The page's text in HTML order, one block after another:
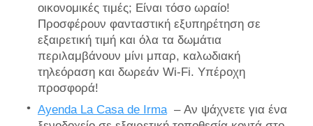
οικονομικές τιμές; Είναι τόσο ωραίο!
Προσφέρουν φανταστική εξυπηρέτηση σε
εξαιρετική τιμή και όλα τα δωμάτια
περιλαμβάνουν μίνι μπαρ, καλωδιακή
τηλεόραση και δωρεάν Wi-Fi. Υπέροχη
προσφορά!
Ayenda La Casa de Irma– Αν ψάχνετε για ένα